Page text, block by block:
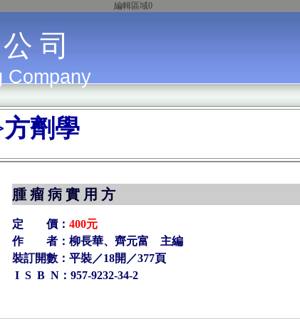
編輯區域0
司
Company
劑學
腫 瘤 病 實 用 方
定 價：400元
作 者：柳長華、齊元富 主編
裝訂開數：平裝／18開／377頁
I S B N：957-9232-34-2